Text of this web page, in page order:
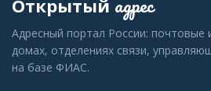
Открытый
Адресный портал России: почтовые
домах, отделениях связи,
на базе ФИАС.